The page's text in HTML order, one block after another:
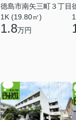
徳島市南矢三町３丁目
1K (19.80㎡)
1.8万円